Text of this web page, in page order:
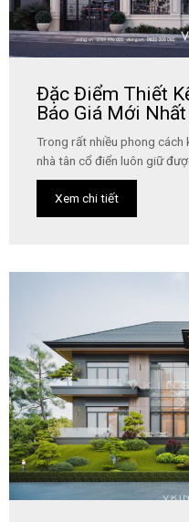
Đặc Điểm Thiết
Báo Giá Mới
Trong rất nhiều phong cách
nhà tân cổ điển luôn giữ
Xem chi tiết